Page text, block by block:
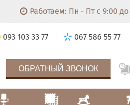
Работаем: Пн - Пт с 9:00
093 103 33 77 067 586 55 77
ОБРАТНЫЙ ЗВОНОК